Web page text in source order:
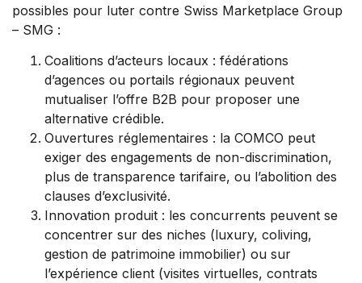
possibles pour luter contre Swiss Marketplace Group
– SMG :
Coalitions d’acteurs locaux : fédérations
d’agences ou portails régionaux peuvent
mutualiser l’offre B2B pour proposer une
alternative crédible.
Ouvertures réglementaires : la COMCO peut
exiger des engagements de non-discrimination,
plus de transparence tarifaire, ou l’abolition des
clauses d’exclusivité.
Innovation produit : les concurrents peuvent se
concentrer sur des niches (luxury, coliving,
gestion de patrimoine immobilier) ou sur
l’expérience client (visites virtuelles, contrats